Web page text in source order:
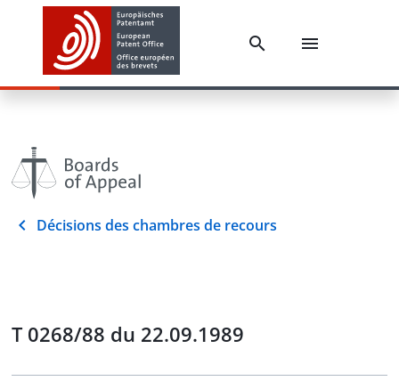
Décisions des chambres de recours
T 0268/88 du 22.09.1989